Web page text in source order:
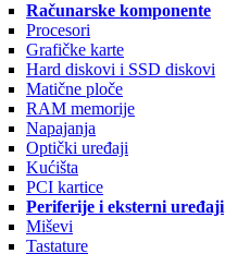
Računarske komponente
Procesori
Grafičke karte
Hard diskovi i SSD diskovi
Matične ploče
RAM memorije
Napajanja
Optički uređaji
Kućišta
PCI kartice
Periferije i eksterni uređaji
Miševi
Tastature